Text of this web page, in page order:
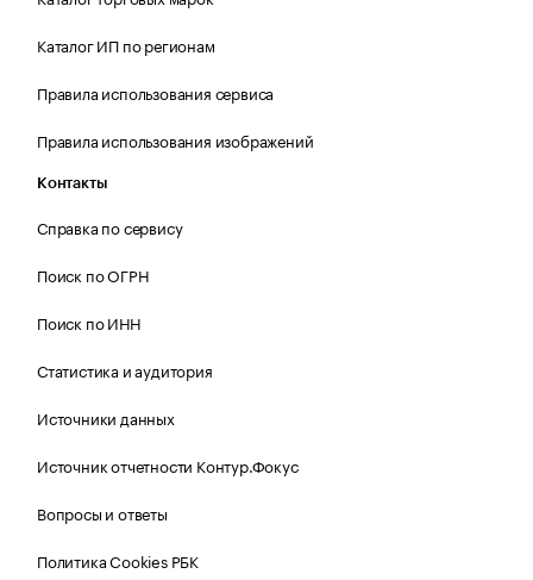
Каталог ИП по регионам
Правила использования сервиса
Правила использования изображений
Контакты
Справка по сервису
Поиск по ОГРН
Поиск по ИНН
Статистика и аудитория
Источники данных
Источник отчетности Контур.Фокус
Вопросы и ответы
Политика Cookies РБК